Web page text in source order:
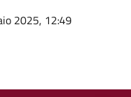
2025, 12:49